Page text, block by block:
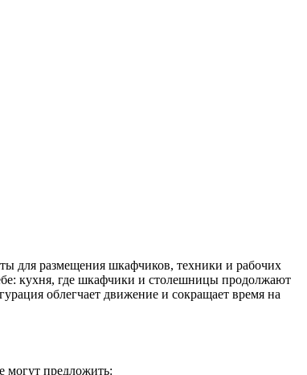
для размещения шкафчиков, техники и рабочих
кухня, где шкафчики и столешницы продолжают
облегчает движение и сокращает время на
могут предложить: